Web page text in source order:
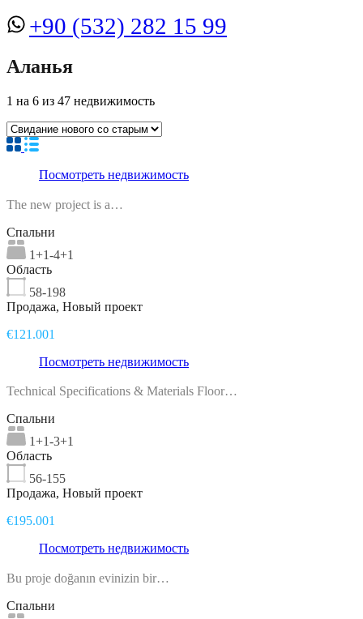
+90 (532) 282 15 99
Аланья
1 на 6 из 47 недвижимость
Посмотреть недвижимость
The new project is a…
Спальни
1+1-4+1
Область
58-198
Продажа, Новый проект
€121.001
Посмотреть недвижимость
Technical Specifications & Materials Floor…
Спальни
1+1-3+1
Область
56-155
Продажа, Новый проект
€195.001
Посмотреть недвижимость
Bu proje doğanın evinizin bir…
Спальни